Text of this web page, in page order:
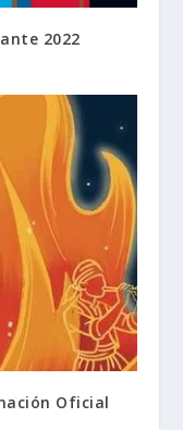
2022
Oficial